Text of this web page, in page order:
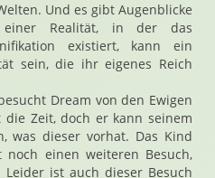
Und es gibt Augenblicke
einer Realität, in der das
existiert, kann ein
sein, die ihr eigenes Reich
Dream von den Ewigen
die Zeit, doch er kann seinem
was dieser vorhat. Das Kind
einen weiteren Besuch,
ist auch dieser Besuch